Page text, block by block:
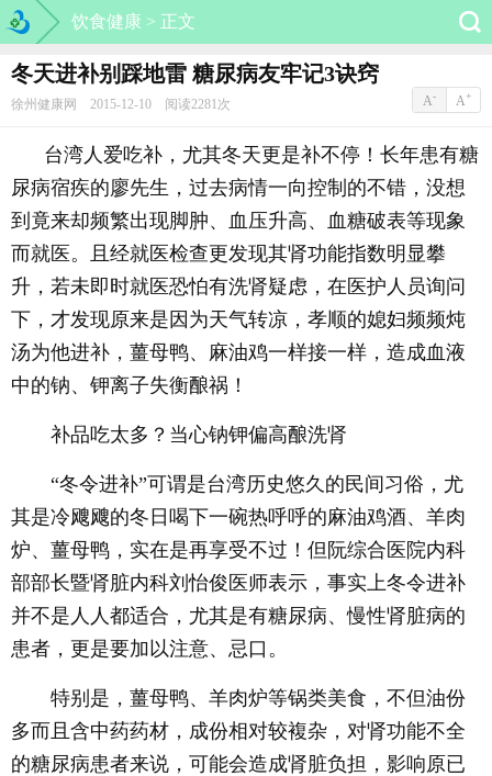
饮食健康 > 正文
冬天进补别踩地雷 糖尿病友牢记3诀窍
徐州健康网 2015-12-10 阅读2281次 A- A+
台湾人爱吃补，尤其冬天更是补不停！长年患有糖
尿病宿疾的廖先生，过去病情一向控制的不错，没想
到竟来却频繁出现脚肿、血压升高、血糖破表等现象
而就医。且经就医检查更发现其肾功能指数明显攀
升，若未即时就医恐怕有洗肾疑虑，在医护人员询问
下，才发现原来是因为天气转凉，孝顺的媳妇频频炖
汤为他进补，薑母鸭、麻油鸡一样接一样，造成血液
中的钠、钾离子失衡酿祸！
补品吃太多？当心钠钾偏高酿洗肾
“冬令进补”可谓是台湾历史悠久的民间习俗，尤
其是冷飕飕的冬日喝下一碗热呼呼的麻油鸡酒、羊肉
炉、薑母鸭，实在是再享受不过！但阮综合医院内科
部部长暨肾脏内科刘怡俊医师表示，事实上冬令进补
并不是人人都适合，尤其是有糖尿病、慢性肾脏病的
患者，更是要加以注意、忌口。
特别是，薑母鸭、羊肉炉等锅类美食，不但油份
多而且含中药药材，成份相对较複杂，对肾功能不全
的糖尿病患者来说，可能会造成肾脏负担，影响原已